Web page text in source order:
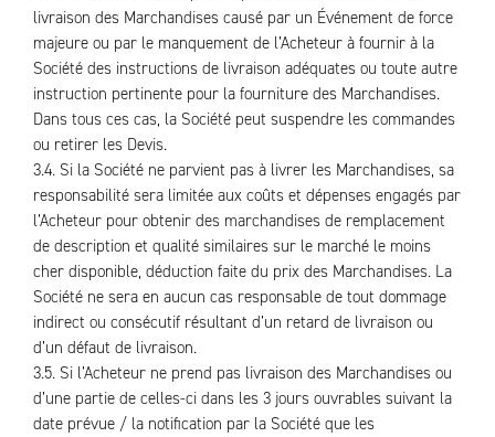
livraison des Marchandises causé par un Événement de force
majeure ou par le manquement de l’Acheteur à fournir à la
Société des instructions de livraison adéquates ou toute autre
instruction pertinente pour la fourniture des Marchandises.
Dans tous ces cas, la Société peut suspendre les commandes
ou retirer les Devis.
3.4. Si la Société ne parvient pas à livrer les Marchandises, sa
responsabilité sera limitée aux coûts et dépenses engagés par
l’Acheteur pour obtenir des marchandises de remplacement
de description et qualité similaires sur le marché le moins
cher disponible, déduction faite du prix des Marchandises. La
Société ne sera en aucun cas responsable de tout dommage
indirect ou consécutif résultant d’un retard de livraison ou
d’un défaut de livraison.
3.5. Si l’Acheteur ne prend pas livraison des Marchandises ou
d’une partie de celles-ci dans les 3 jours ouvrables suivant la
date prévue / la notification par la Société que les